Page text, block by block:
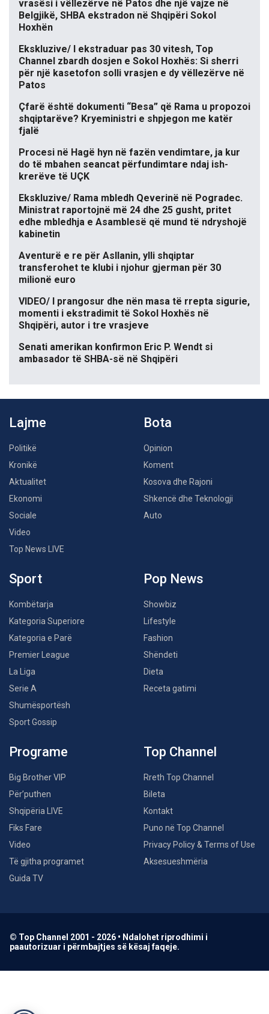
vrasësi i vëllezërve në Patos dhe një vajze në
Belgjikë, SHBA ekstradon në Shqipëri Sokol
Hoxhën
Ekskluzive/ I ekstraduar pas 30 vitesh, Top
Channel zbardh dosjen e Sokol Hoxhës: Si sherri
për një kasetofon solli vrasjen e dy vëllezërve në
Patos
Çfarë është dokumenti “Besa” që Rama u propozoi
shqiptarëve? Kryeministri e shpjegon me katër
fjalë
Procesi në Hagë hyn në fazën vendimtare, ja kur
do të mbahen seancat përfundimtare ndaj ish-
krerëve të UÇK
Ekskluzive/ Rama mbledh Qeverinë në Pogradec.
Ministrat raportojnë më 24 dhe 25 gusht, pritet
edhe mbledhja e Asamblesë që mund të ndryshojë
kabinetin
Aventurë e re për Asllanin, ylli shqiptar
transferohet te klubi i njohur gjerman për 30
milionë euro
VIDEO/ I prangosur dhe nën masa të rrepta sigurie,
momenti i ekstradimit të Sokol Hoxhës në
Shqipëri, autor i tre vrasjeve
Senati amerikan konfirmon Eric P. Wendt si
ambasador të SHBA-së në Shqipëri
Lajme
Politikë
Kronikë
Aktualitet
Ekonomi
Sociale
Video
Top News LIVE
Bota
Opinion
Koment
Kosova dhe Rajoni
Shkencë dhe Teknologji
Auto
Sport
Kombëtarja
Kategoria Superiore
Kategoria e Parë
Premier League
La Liga
Serie A
Shumësportësh
Sport Gossip
Pop News
Showbiz
Lifestyle
Fashion
Shëndeti
Dieta
Receta gatimi
Programe
Big Brother VIP
Për’puthen
Shqipëria LIVE
Fiks Fare
Video
Të gjitha programet
Guida TV
Top Channel
Rreth Top Channel
Bileta
Kontakt
Puno në Top Channel
Privacy Policy & Terms of Use
Aksesueshmëria
© Top Channel 2001 - 2026 • Ndalohet riprodhimi i
paautorizuar i përmbajtjes së kësaj faqeje.